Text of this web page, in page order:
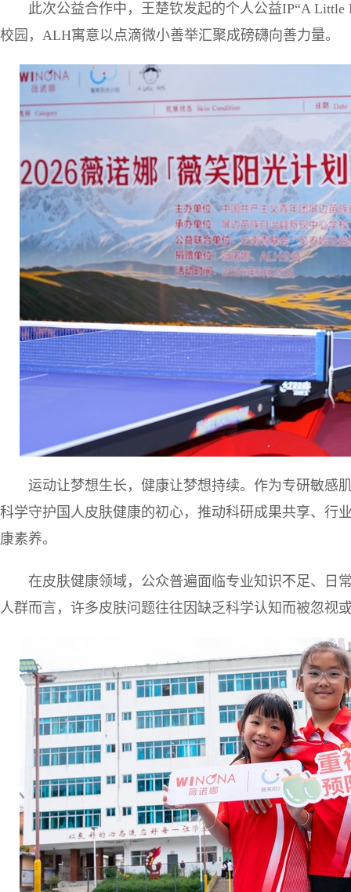
此次公益合作中，王楚钦发起的个人公益IP“A
校园，ALH寓意以点滴微小善举汇聚成磅礴向善力量。
运动让梦想生长，健康让梦想持续。作为专研敏感
科学守护国人皮肤健康的初心，推动科研成果共享、行
康素养。
在皮肤健康领域，公众普遍面临专业知识不足、日
人群而言，许多皮肤问题往往因缺乏科学认知而被忽视